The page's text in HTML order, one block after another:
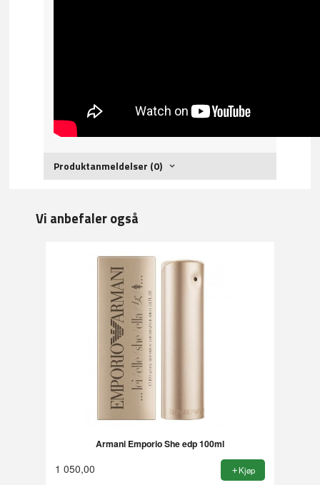
Produktanmeldelser (0)
Vi anbefaler også
Armani Emporio She edp 100ml
1 050,00 Kjøp